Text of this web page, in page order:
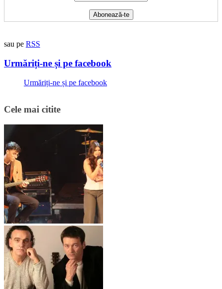
sau pe RSS
Urmăriți-ne și pe facebook
Urmăriți-ne și pe facebook
Cele mai citite